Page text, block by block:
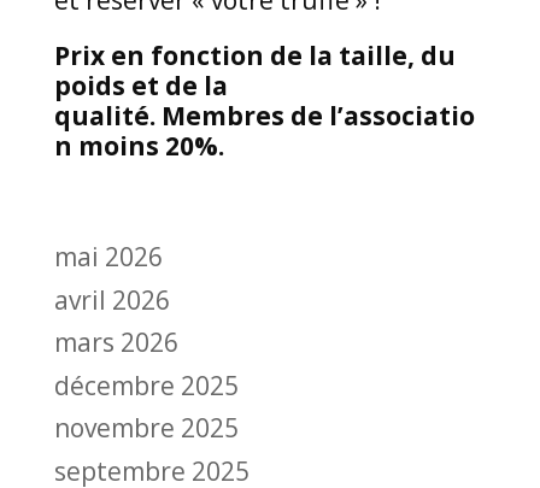
Prix en fonction de la taille, du
poids et de la
qualité. Membres de l’associatio
n moins 20%.
mai 2026
avril 2026
mars 2026
décembre 2025
novembre 2025
septembre 2025